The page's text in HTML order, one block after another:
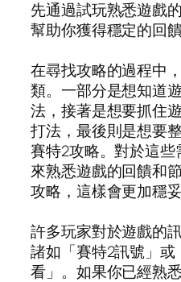
先通過試玩熟悉遊戲
幫助你獲得穩定的回饋
在尋找攻略的過程中
類。一部分是想知道
法，接著是想要抓住
打法，最後則是想要
賽特2攻略。對於這
來熟悉遊戲的回饋和
攻略，這樣會更加穩妥
許多玩家對於遊戲的
諸如「賽特2訊號」
看」。如果你已經熟